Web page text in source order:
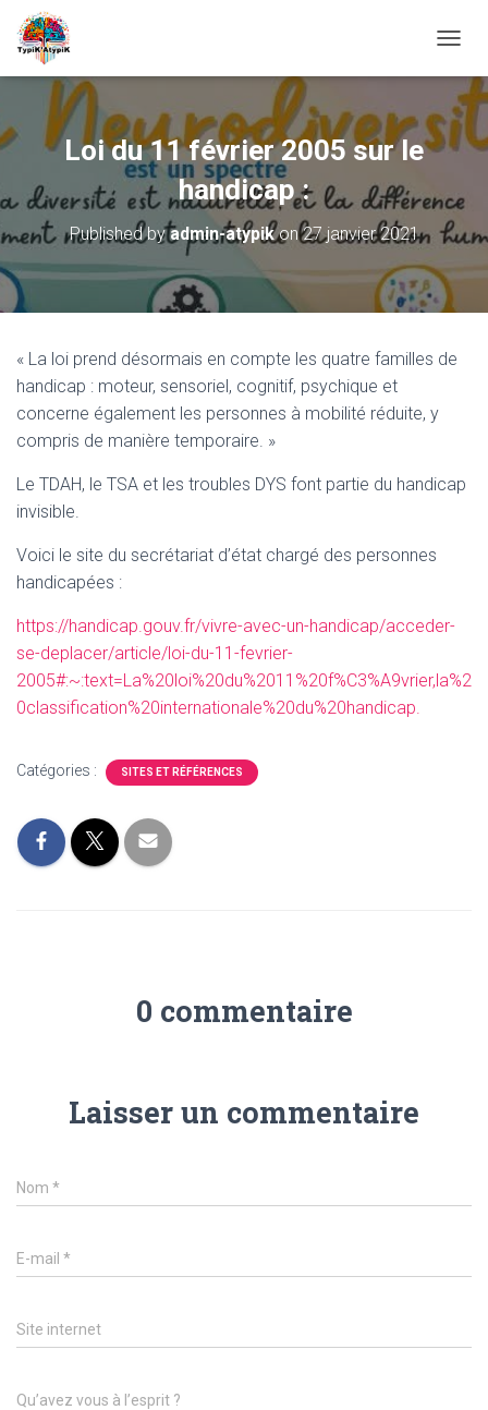
U
R
F
E
R
E
N
T
Loi du 11 février 2005 sur le
handicap :
Published byadmin-atypikon27 janvier 2021
« La loi prend désormais en compte les quatre familles de
handicap : moteur, sensoriel, cognitif, psychique et
concerne également les personnes à mobilité réduite, y
compris de manière temporaire. »
Le TDAH, le TSA et les troubles DYS font partie du handicap
invisible.
Voici le site du secrétariat d’état chargé des personnes
handicapées :
https://handicap.gouv.fr/vivre-avec-un-handicap/acceder-
se-deplacer/article/loi-du-11-fevrier-
2005#:~:text=La%20loi%20du%2011%20f%C3%A9vrier,la%2
0classification%20internationale%20du%20handicap.
Catégories : SITES ET RÉFÉRENCES
0 commentaire
Laisser un commentaire
Nom *
E-mail *
Site internet
Qu’avez vous à l’esprit ?